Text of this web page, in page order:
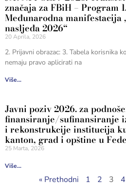
značaja za FBiH – Program
Međunarodna manifestacija
nasljeđa 2026“
20 Aprila, 2026
2. Prijavni obrazac: 3. Tabela korisnika
nemaju pravo aplicirati na
Više...
Javni poziv 2026. za
finansiranje/sufinansiranje
i rekonstrukcije institucija
kanton, grad i opštine u
25 Marta, 2026
Više...
« Prethodni 1 2 3 4